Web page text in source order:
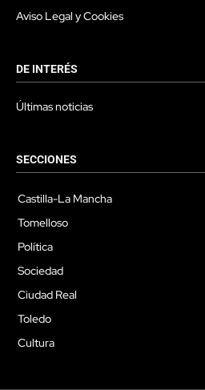
Aviso Legal y Cookies
DE INTERÉS
Últimas noticias
SECCIONES
Castilla-La Mancha
Tomelloso
Política
Sociedad
Ciudad Real
Toledo
Cultura